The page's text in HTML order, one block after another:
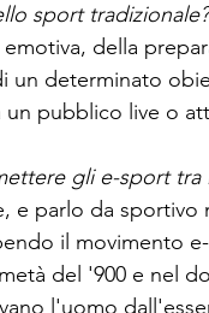
sport tradizionale?
della
determinato
pubblico live o
gli e-sport
e parlo da sportivo
il movimento
del '900 e nel
l'uomo